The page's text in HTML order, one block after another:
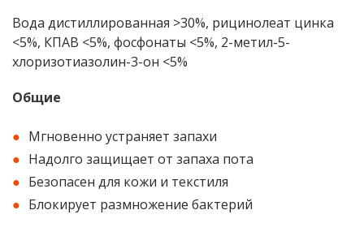
Вода дистиллированная >30%, рицинолеат цинка
<5%, КПАВ <5%, фосфонаты <5%, 2-метил-5-
хлоризотиазолин-3-он <5%
Общие
Мгновенно устраняет запахи
Надолго защищает от запаха пота
Безопасен для кожи и текстиля
Блокирует размножение бактерий